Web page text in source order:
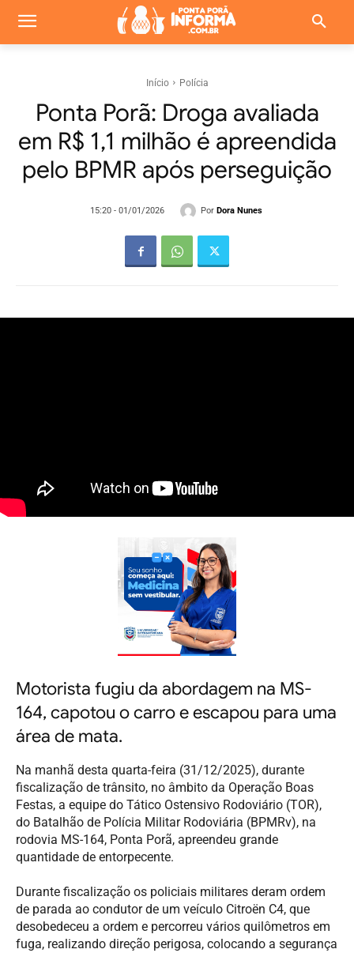
Início Polícia
Ponta Porã: Droga avaliada
em R$ 1,1 milhão é apreendida
pelo BPMR após perseguição
15:20 - 01/01/2026 Por Dora Nunes
Motorista fugiu da abordagem na MS-
164, capotou o carro e escapou para uma
área de mata.
Na manhã desta quarta-feira (31/12/2025), durante
fiscalização de trânsito, no âmbito da Operação Boas
Festas, a equipe do Tático Ostensivo Rodoviário (TOR),
do Batalhão de Polícia Militar Rodoviária (BPMRv), na
rodovia MS-164, Ponta Porã, apreendeu grande
quantidade de entorpecente.
Durante fiscalização os policiais militares deram ordem
de parada ao condutor de um veículo Citroën C4, que
desobedeceu a ordem e percorreu vários quilômetros em
fuga, realizando direção perigosa, colocando a segurança